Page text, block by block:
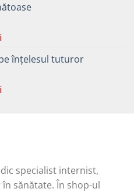
este:
Prețul
este:înțelesul tuturor
Prețul
specialist internist,
sănătate. În shop-ul